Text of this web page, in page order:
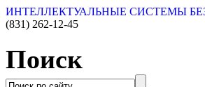
ИНТЕЛЛЕКТУАЛЬНЫЕ СИСТЕМЫ
(831) 262-12-45
Поиск